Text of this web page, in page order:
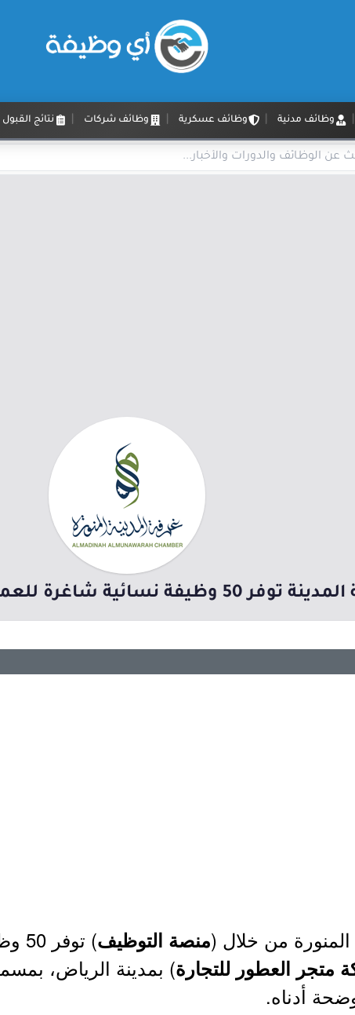
وظائف مدنية وظائف عسكرية وظائف شركات نتائج القبول
50 وظيفة نسائية شاغرة للعمل بمدينة الرياض
من خلال (منصة التوظيف) توفر 50 وظيفة شاغرة (
متجر العطور للتجارة) بمدينة الرياض،
أدناه.